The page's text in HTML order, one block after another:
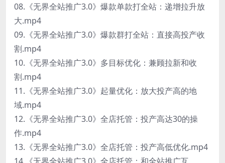
08.《无界全站推广3.0》爆款单款打全站：递增拉升放
大.mp4
09.《无界全站推广3.0》爆款群打全站：直接高投产收
割.mp4
10.《无界全站推广3.0》多目标优化：兼顾拉新和收
割.mp4
11.《无界全站推广3.0》起量优化：放大投产高的地
域.mp4
12.《无界全站推广3.0》全店托管：投产高达30的操
作.mp4
13.《无界全站推广3.0》全店托管：投产高低优化.mp4